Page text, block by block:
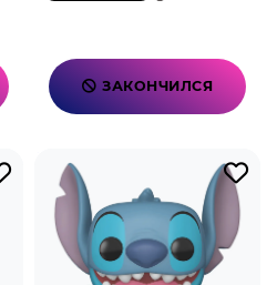
ЗАКОНЧИЛСЯ